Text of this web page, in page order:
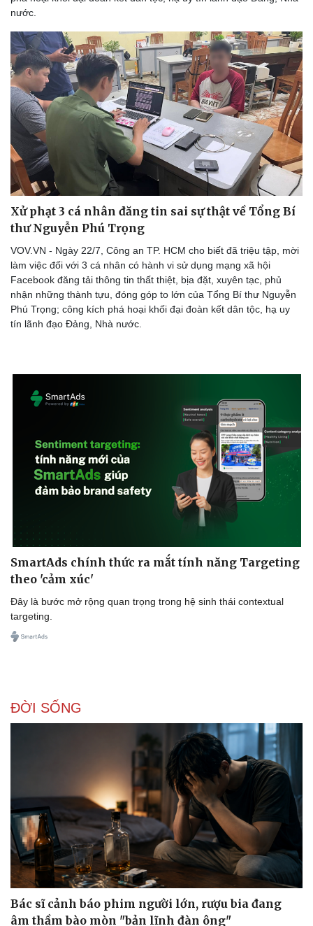
Thông tin doanh nghiệp
Tin Công nghệ
Trải nghiệm
Chuyển đổi số
nước.
Xử phạt 3 cá nhân đăng tin sai sự thật về Tổng Bí
thư Nguyễn Phú Trọng
VOV.VN - Ngày 22/7, Công an TP. HCM cho biết đã triệu tập, mời
làm việc đối với 3 cá nhân có hành vi sử dụng mạng xã hội
Facebook đăng tải thông tin thất thiệt, bịa đặt, xuyên tạc, phủ
nhận những thành tựu, đóng góp to lớn của Tổng Bí thư Nguyễn
Phú Trọng; công kích phá hoại khối đại đoàn kết dân tộc, hạ uy
tín lãnh đạo Đảng, Nhà nước.
SmartAds chính thức ra mắt tính năng Targeting
theo 'cảm xúc'
Đây là bước mở rộng quan trọng trong hệ sinh thái contextual
targeting.
ĐỜI SỐNG
Bác sĩ cảnh báo phim người lớn, rượu bia đang
âm thầm bào mòn "bản lĩnh đàn ông"